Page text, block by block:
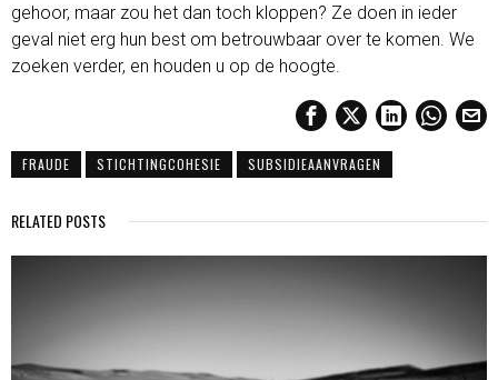
gehoor, maar zou het dan toch kloppen? Ze doen in ieder
geval niet erg hun best om betrouwbaar over te komen. We
zoeken verder, en houden u op de hoogte.
FRAUDE STICHTINGCOHESIE SUBSIDIEAANVRAGEN
RELATED POSTS